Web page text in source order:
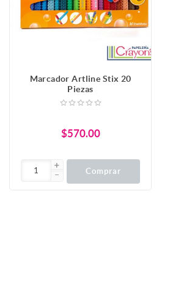
Marcador Artline Stix 20
Piezas
$570.00
Comprar